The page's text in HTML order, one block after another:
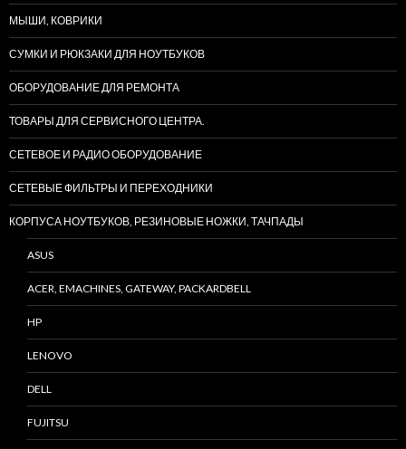
МЫШИ, КОВРИКИ
СУМКИ И РЮКЗАКИ ДЛЯ НОУТБУКОВ
ОБОРУДОВАНИЕ ДЛЯ РЕМОНТА
ТОВАРЫ ДЛЯ СЕРВИСНОГО ЦЕНТРА.
СЕТЕВОЕ И РАДИО ОБОРУДОВАНИЕ
СЕТЕВЫЕ ФИЛЬТРЫ И ПЕРЕХОДНИКИ
КОРПУСА НОУТБУКОВ, РЕЗИНОВЫЕ НОЖКИ, ТАЧПАДЫ
ASUS
ACER, EMACHINES, GATEWAY, PACKARDBELL
HP
LENOVO
DELL
FUJITSU